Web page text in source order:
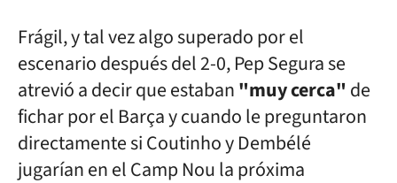
Frágil, y tal vez algo superado por el
escenario después del 2-0, Pep Segura se
atrevió a decir que estaban"muy cerca"de
fichar por el Barça y cuando le preguntaron
directamente si Coutinho y Dembélé
jugarían en el Camp Nou la próxima